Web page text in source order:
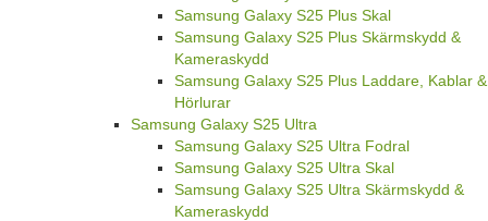
Samsung Galaxy S25 Plus Skal
Samsung Galaxy S25 Plus Skärmskydd &
Kameraskydd
Samsung Galaxy S25 Plus Laddare, Kablar &
Hörlurar
Samsung Galaxy S25 Ultra
Samsung Galaxy S25 Ultra Fodral
Samsung Galaxy S25 Ultra Skal
Samsung Galaxy S25 Ultra Skärmskydd &
Kameraskydd